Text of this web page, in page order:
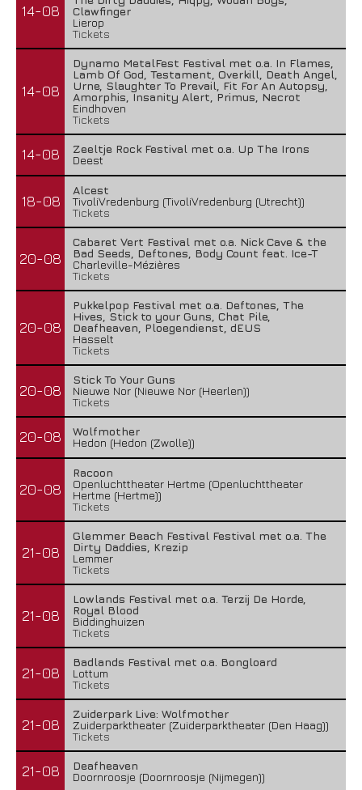
14-08
Clawfinger
Lierop
Tickets
14-08
Dynamo MetalFest Festival met o.a. In Flames,
Lamb Of God, Testament, Overkill, Death Angel,
Urne, Slaughter To Prevail, Fit For An Autopsy,
Amorphis, Insanity Alert, Primus, Necrot
Eindhoven
Tickets
14-08
Zeeltje Rock Festival met o.a. Up The Irons
Deest
18-08
Alcest
TivoliVredenburg (TivoliVredenburg (Utrecht))
Tickets
20-08
Cabaret Vert Festival met o.a. Nick Cave & the
Bad Seeds, Deftones, Body Count feat. Ice-T
Charleville-Mézières
Tickets
20-08
Pukkelpop Festival met o.a. Deftones, The
Hives, Stick to your Guns, Chat Pile,
Deafheaven, Ploegendienst, dEUS
Hasselt
Tickets
20-08
Stick To Your Guns
Nieuwe Nor (Nieuwe Nor (Heerlen))
Tickets
20-08
Wolfmother
Hedon (Hedon (Zwolle))
20-08
Racoon
Openluchttheater Hertme (Openluchttheater
Hertme (Hertme))
Tickets
21-08
Glemmer Beach Festival Festival met o.a. The
Dirty Daddies, Krezip
Lemmer
Tickets
21-08
Lowlands Festival met o.a. Terzij De Horde,
Royal Blood
Biddinghuizen
Tickets
21-08
Badlands Festival met o.a. Bongloard
Lottum
Tickets
21-08
Zuiderpark Live: Wolfmother
Zuiderparktheater (Zuiderparktheater (Den Haag))
Tickets
21-08
Deafheaven
Doornroosje (Doornroosje (Nijmegen))